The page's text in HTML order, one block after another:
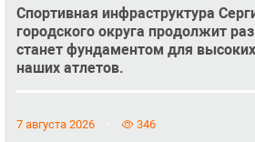
Спортивная инфраструктура
городского округа продолжит
станет фундаментом для
наших атлетов.
7 августа 2026 346